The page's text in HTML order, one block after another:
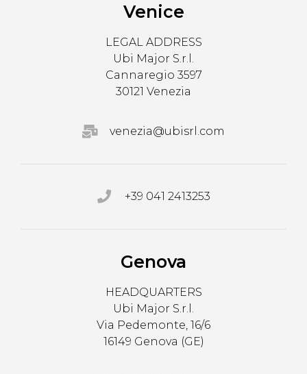
Venice
LEGAL ADDRESS
Ubi Major S.r.l.
Cannaregio 3597
30121 Venezia
venezia@ubisrl.com
+39 041 2413253
Genova
HEADQUARTERS
Ubi Major S.r.l.
Via Pedemonte, 16/6
16149 Genova (GE)